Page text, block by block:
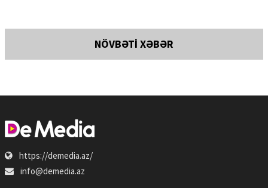
NÖVBƏTİ XƏBƏR
https://demedia.az/
info@demedia.az